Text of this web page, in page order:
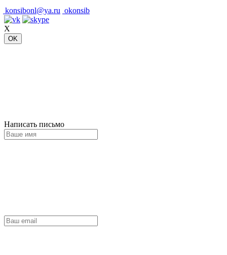
konsibonl@ya.ru okonsib
X
OK
Написать письмо